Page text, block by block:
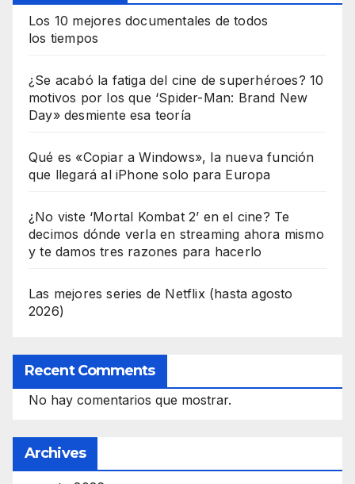
Los 10 mejores documentales de todos
los tiempos
¿Se acabó la fatiga del cine de superhéroes? 10
motivos por los que ‘Spider-Man: Brand New
Day» desmiente esa teoría
Qué es «Copiar a Windows», la nueva función
que llegará al iPhone solo para Europa
¿No viste ‘Mortal Kombat 2’ en el cine? Te
decimos dónde verla en streaming ahora mismo
y te damos tres razones para hacerlo
Las mejores series de Netflix (hasta agosto
2026)
Recent Comments
No hay comentarios que mostrar.
Archives